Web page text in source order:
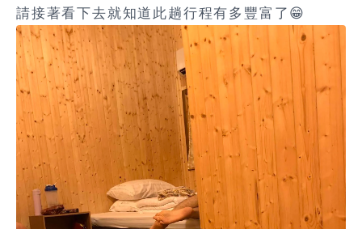
請接著看下去就知道此趟行程有多豐富了😁